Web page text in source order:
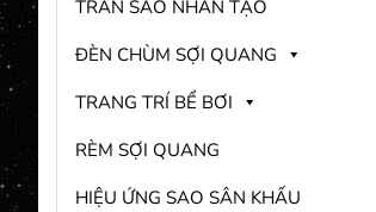
TRẦN SAO NHÂN TẠO
ĐÈN CHÙM SỢI QUANG
TRANG TRÍ BỂ BƠI
RÈM SỢI QUANG
HIỆU ỨNG SAO SÂN KHẤU